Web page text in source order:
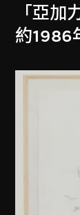
「亞加
約1986